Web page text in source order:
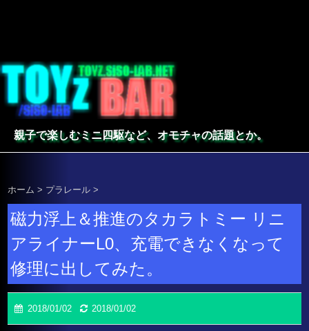
親子で楽しむミニ四駆など、オモチャの話題とか。
ホーム > プラレール >
磁力浮上＆推進のタカラトミー リニ
アライナーL0、充電できなくなって
修理に出してみた。
2018/01/02 2018/01/02